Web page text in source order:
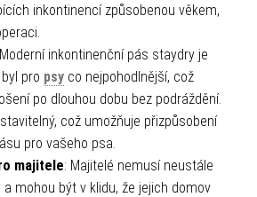
inkontinencí způsobenou věkem,
inkontinenční pás staydry je
pro psy co nejpohodlnější, což
po dlouhou dobu bez podráždění.
což umožňuje přizpůsobení
pro vašeho psa.
majitele: Majitelé nemusí neustále
mohou být v klidu, že jejich domov